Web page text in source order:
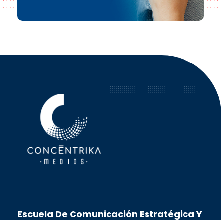
Escuela De Comunicación Estratégica Y